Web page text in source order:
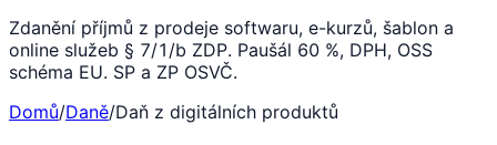
Zdanění příjmů z prodeje softwaru, e-kurzů, šablon a
online služeb § 7/1/b ZDP. Paušál 60 %, DPH, OSS
schéma EU. SP a ZP OSVČ.
Domů/Daně/Daň z digitálních produktů